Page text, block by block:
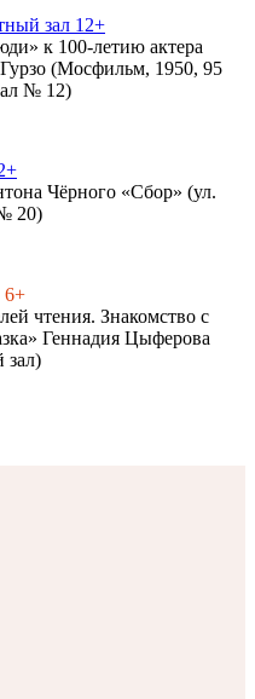
зал 12+
к 100-летию актера
(Мосфильм, 1950, 95
№ 12)
Чёрного «Сбор» (ул.
20)
6+
чтения. Знакомство с
Геннадия Цыферова
зал)